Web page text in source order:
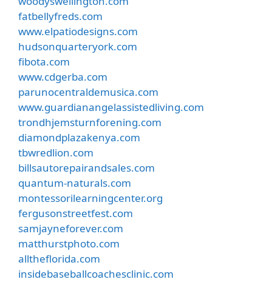
fatbellyfreds.com
www.elpatiodesigns.com
hudsonquarteryork.com
fibota.com
www.cdgerba.com
parunocentraldemusica.com
www.guardianangelassistedliving.com
trondhjemsturnforening.com
diamondplazakenya.com
tbwredlion.com
billsautorepairandsales.com
quantum-naturals.com
montessorilearningcenter.org
fergusonstreetfest.com
samjayneforever.com
matthurstphoto.com
alltheflorida.com
insidebaseballcoachesclinic.com